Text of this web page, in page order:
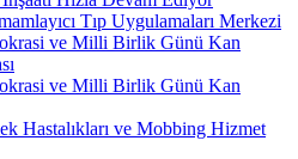
Tıp Uygulamaları Merkezi
ve Milli Birlik Günü Kan
ve Milli Birlik Günü Kan
Hastalıkları ve Mobbing Hizmet